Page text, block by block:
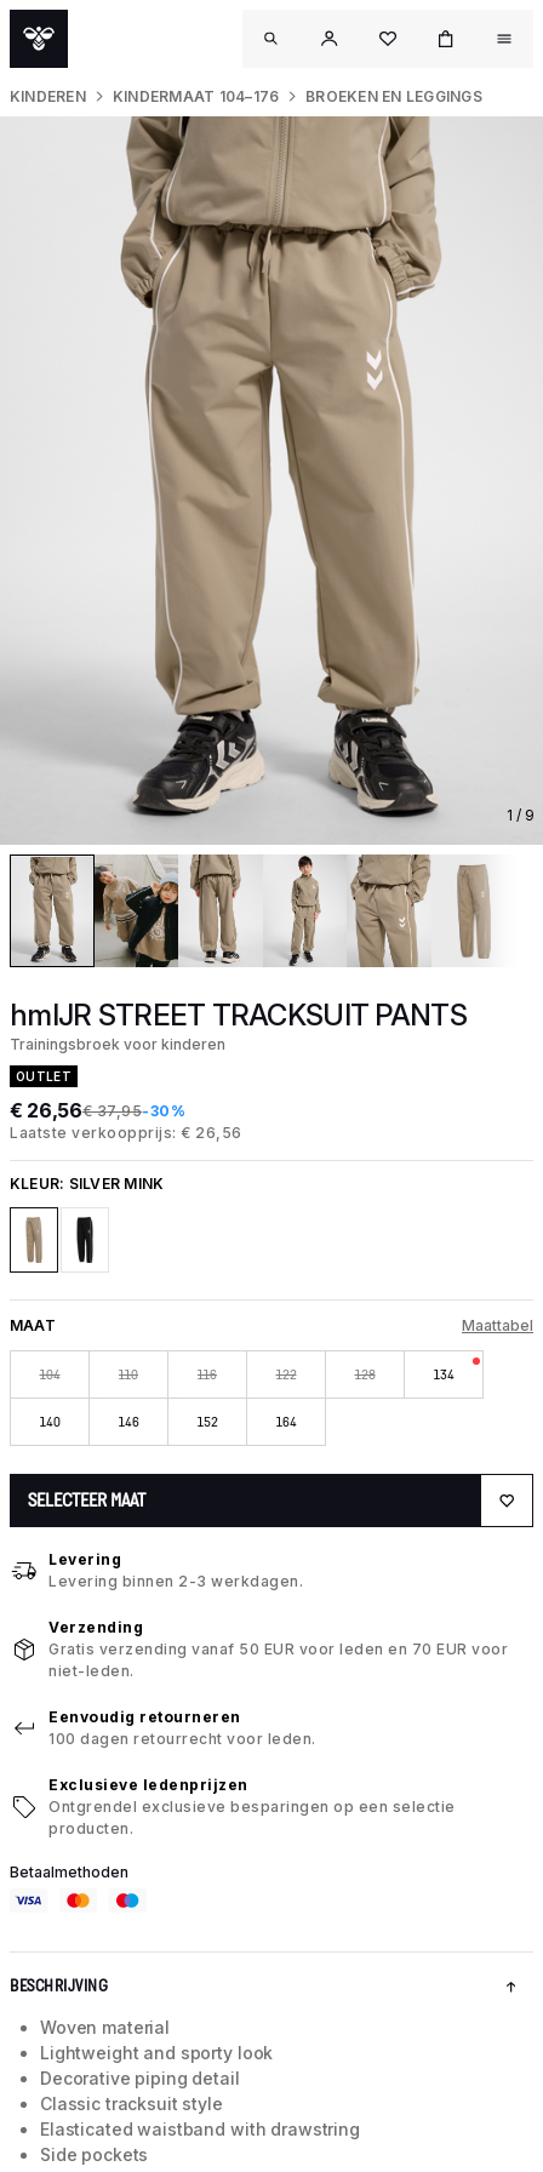
KINDEREN KINDERMAAT 104–176 BROEKEN EN LEGGINGS
1 / 9
hmlJR STREET TRACKSUIT PANTS
Trainingsbroek voor kinderen
OUTLET
€ 26,56€ 37,95-30%
Laatste verkoopprijs: € 26,56
KLEUR: SILVER MINK
MAAT Maattabel
104 110 116 122 128 134
140 146 152 164
SELECTEER MAAT
Levering
Levering binnen 2-3 werkdagen.
Verzending
Gratis verzending vanaf 50 EUR voor leden en 70 EUR voor
niet-leden.
Eenvoudig retourneren
100 dagen retourrecht voor leden.
Exclusieve ledenprijzen
Ontgrendel exclusieve besparingen op een selectie
producten.
Betaalmethoden
BESCHRIJVING
Woven material
Lightweight and sporty look
Decorative piping detail
Classic tracksuit style
Elasticated waistband with drawstring
Side pockets